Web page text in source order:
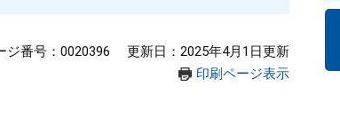
ジ番号：0020396
更新日：2025年4月1日更新
印刷ページ表示